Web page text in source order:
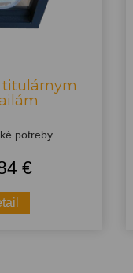
titulárnym
potreby
€